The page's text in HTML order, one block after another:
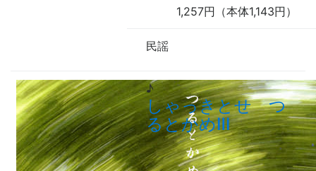
1,257円（本体1,143円）
民謡
♪
しゃっきとせ つ
るとかめⅢ